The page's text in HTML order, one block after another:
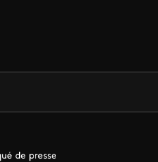
de presse